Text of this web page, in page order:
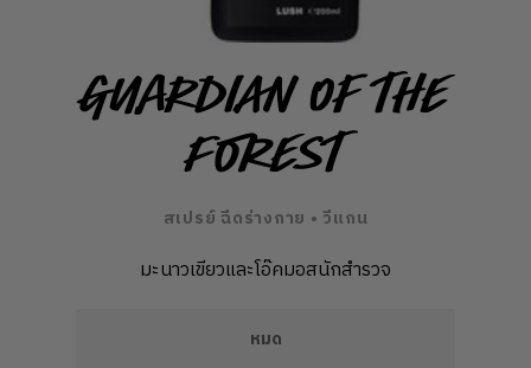
Guardian of the
Forest
สเปรย์ ฉีดร่างกาย • วีแกน
มะนาวเขียวและโอ๊คมอสนักสำรวจ
หมด